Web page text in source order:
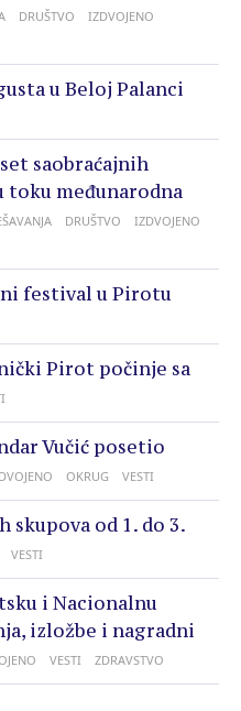
DRUŠTVO
IZDVOJENO
u Beloj Palanci
saobraćajnih
toku međunarodna
DRUŠTVO
IZDVOJENO
festival u Pirotu
Pirot počinje sa
Vučić posetio
OKRUG VESTI
skupova od 1. do 3.
VESTI
i Nacionalnu
izložbe i nagradni
VESTI ZDRAVSTVO